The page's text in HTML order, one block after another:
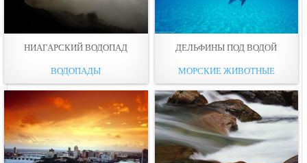
НИАГАРСКИЙ ВОДОПАД
ВОДОПАДЫ
ДЕЛЬФИНЫ ПОД ВОДОЙ
МОРСКИЕ ЖИВОТНЫЕ